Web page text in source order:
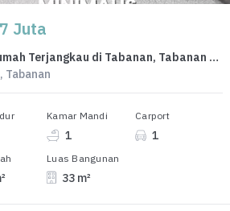
Juta
Dijual Rumah Terjangkau di Tabanan, Tabanan - Cuma 357 Juta
Tabanan
Kamar Mandi
1
Carport
1
Luas Bangunan
33 m²